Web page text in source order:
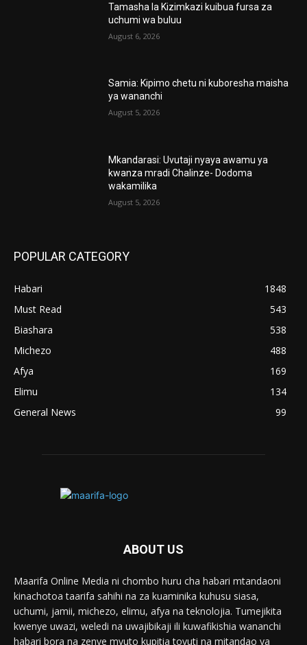
Tamasha la Kizimkazi kuibua fursa za
uchumi wa buluu
August 6, 2026
Samia: Kipimo chetu ni kuboresha maisha
ya wananchi
August 5, 2026
Mkandarasi: Uvutaji nyaya awamu ya
kwanza mradi Chalinze- Dodoma
wakamilika
August 5, 2026
POPULAR CATEGORY
Habari
1848
Must Read
543
Biashara
538
Michezo
488
Afya
169
Elimu
134
General News
99
ABOUT US
Maarifa Online Media ni chombo huru cha habari mtandaoni
kinachotoa taarifa sahihi na za kuaminika kuhusu siasa,
uchumi, jamii, michezo, elimu, afya na teknolojia. Tumejikita
kwenye uwazi, weledi na uwajibikaji ili kuwafikishia wananchi
habari bora na zenye mvuto kupitia tovuti na mitandao ya